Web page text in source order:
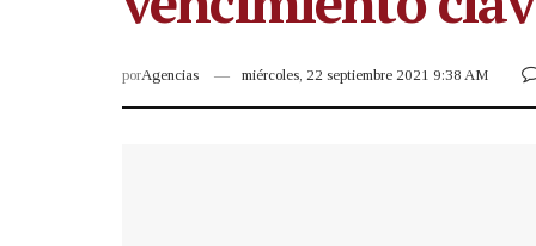
porAgencias miércoles, 22 septiembre 2021 9:38 AM